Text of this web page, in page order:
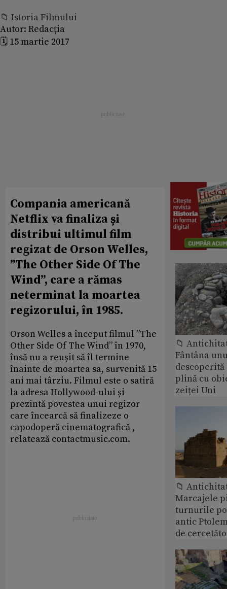
📁 Istoria Filmului
Autor: Redacția
🗓️ 15 martie 2017
Compania americană
Netflix va finaliza și
distribui ultimul film
regizat de Orson Welles,
”The Other Side Of The
Wind”, care a rămas
neterminat la moartea
regizorului, în 1985.
Orson Welles a început filmul ”The
Other Side Of The Wind” în 1970,
însă nu a reușit să îl termine
înainte de moartea sa, survenită 15
ani mai târziu. Filmul este o satiră
la adresa Hollywood-ului și
prezintă povestea unui regizor
care încearcă să finalizeze o
capodoperă cinematografică ,
relatează contactmusic.com.
📁
Fântâna
plină cu
zeiței Uni
📁
Marcajele
turnurile
antic
de